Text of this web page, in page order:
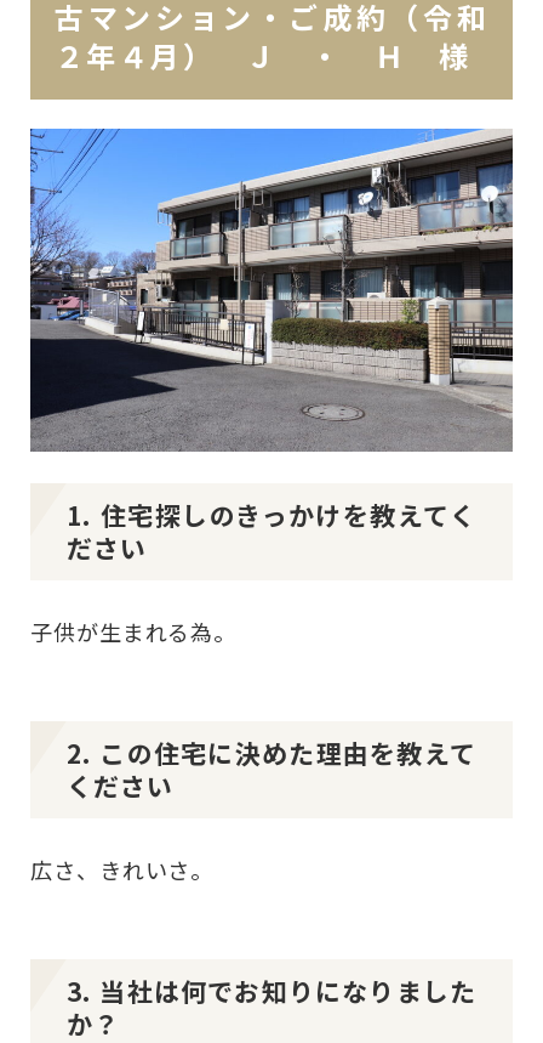
古マンション・ご成約（令和
２年４月） Ｊ ・ Ｈ 様
1. 住宅探しのきっかけを教えてく
ださい
子供が生まれる為。
2. この住宅に決めた理由を教えて
ください
広さ、きれいさ。
3. 当社は何でお知りになりました
か？